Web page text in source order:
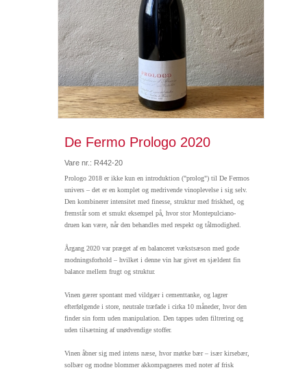
De Fermo Prologo 2020
Vare nr.: R442-20
Prologo 2018 er ikke kun en introduktion ("prolog") til De Fermos
univers – det er en komplet og medrivende vinoplevelse i sig selv.
Den kombinerer intensitet med finesse, struktur med friskhed, og
fremstår som et smukt eksempel på, hvor stor Montepulciano-
druen kan være, når den behandles med respekt og tålmodighed.
Årgang 2020 var præget af en balanceret vækstsæson med gode
modningsforhold – hvilket i denne vin har givet en sjældent fin
balance mellem frugt og struktur.
Vinen gærer spontant med vildgær i cementtanke, og lagrer
efterfølgende i store, neutrale træfade i cirka 10 måneder, hvor den
finder sin form uden manipulation. Den tappes uden filtrering og
uden tilsætning af unødvendige stoffer.
Vinen åbner sig med intens næse, hvor mørke bær – især kirsebær,
solbær og modne blommer akkompagneres med noter af frisk